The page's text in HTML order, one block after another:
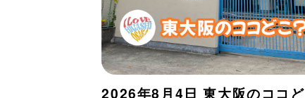
2026年8月4日 東大阪のココど